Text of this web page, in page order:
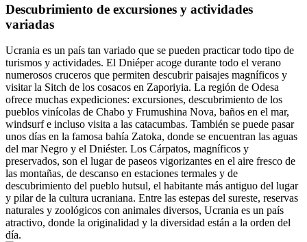
Descubrimiento de excursiones y actividades
variadas
Ucrania es un país tan variado que se pueden practicar todo tipo de
turismos y actividades. El Dniéper acoge durante todo el verano
numerosos cruceros que permiten descubrir paisajes magníficos y
visitar la Sitch de los cosacos en Zaporiyia. La región de Odesa
ofrece muchas expediciones: excursiones, descubrimiento de los
pueblos vinícolas de Chabo y Frumushina Nova, baños en el mar,
windsurf e incluso visita a las catacumbas. También se puede pasar
unos días en la famosa bahía Zatoka, donde se encuentran las aguas
del mar Negro y el Dniéster. Los Cárpatos, magníficos y
preservados, son el lugar de paseos vigorizantes en el aire fresco de
las montañas, de descanso en estaciones termales y de
descubrimiento del pueblo hutsul, el habitante más antiguo del lugar
y pilar de la cultura ucraniana. Entre las estepas del sureste, reservas
naturales y zoológicos con animales diversos, Ucrania es un país
atractivo, donde la originalidad y la diversidad están a la orden del
día.